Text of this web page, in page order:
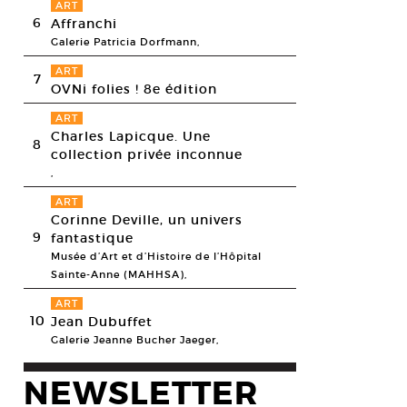
Fontaine, Pierre Cottreau, Ne pas toucher aux œuvres, création 2011
et quatre musiciens. Création musicale de Francesco Filidei.
Mille Plateaux associés © DR
6
ART
Affranchi
Galerie Patricia Dorfmann,
7 ART
OVNi folies ! 8e édition
8
ART
Charles Lapicque. Une
collection privée inconnue
,
9
ART
Corinne Deville, un univers
fantastique
Musée d’Art et d’Histoire de l’Hôpital
Sainte-Anne (MAHHSA),
10
ART
Jean Dubuffet
Galerie Jeanne Bucher Jaeger,
NEWSLETTER